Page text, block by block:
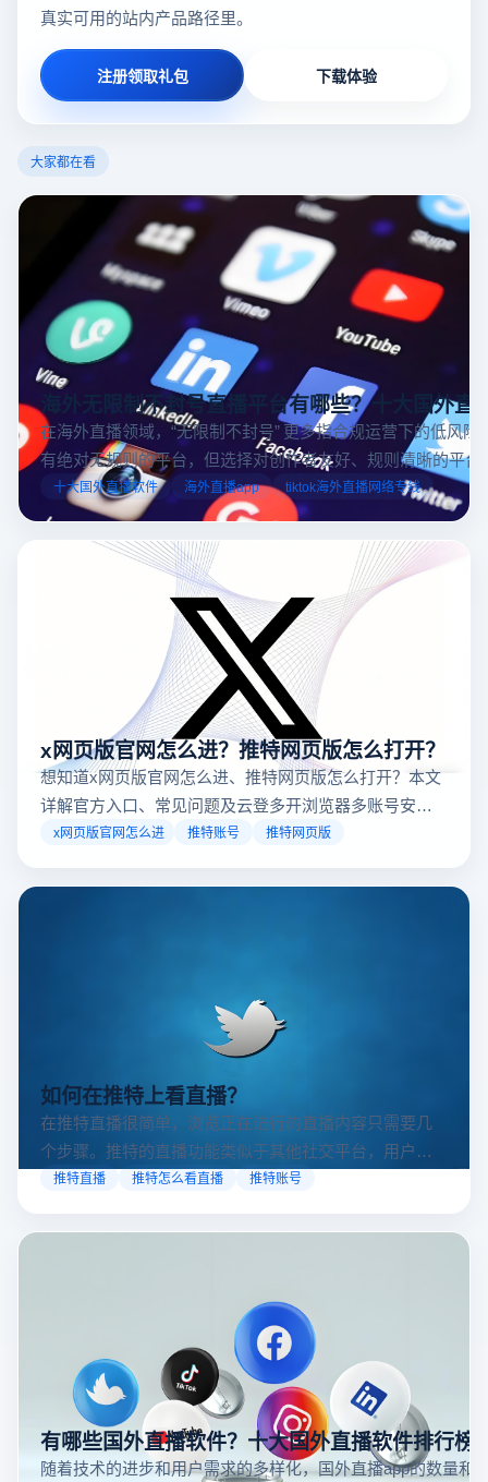
真实可用的站内产品路径里。
注册领取礼包 下载体验
大家都在看
海外无限制不封号直播平台有哪些？十大国外直
在海外直播领域，“无限制不封号” 更多指合规运营下的低风
有绝对无规则的平台，但选择对创作者友好、规则清晰的平台
业工具规避风险，能显著降低封号概率。以下推荐十大国外
台，并结合云登多开浏览器的功能，详解如何安全高效运营。
十大国外直播软件 海外直播app tiktok海外直播网络专线
x网页版官网怎么进？推特网页版怎么打开？
想知道x网页版官网怎么进、推特网页版怎么打开？本文
详解官方入口、常见问题及云登多开浏览器多账号安全
访问方案，助你稳定登录高效运营。
x网页版官网怎么进 推特账号 推特网页版
如何在推特上看直播？
在推特直播很简单，浏览正在进行的直播内容只需要几
个步骤。推特的直播功能类似于其他社交平台，用户可
以通过关注自己喜欢的账号、浏览话题标签或查看实时
可以随时随地参与实时互动，无论是关注新闻事件、休
推特直播 推特怎么看直播 推特账号
有哪些国外直播软件？十大国外直播软件排行榜
随着技术的进步和用户需求的多样化，国外直播app的数量和